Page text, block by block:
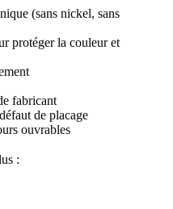
(sans nickel, sans
protéger la couleur et
fabricant
de placage
ouvrables
: